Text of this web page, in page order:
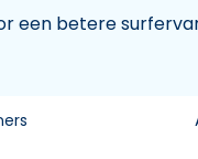
een betere